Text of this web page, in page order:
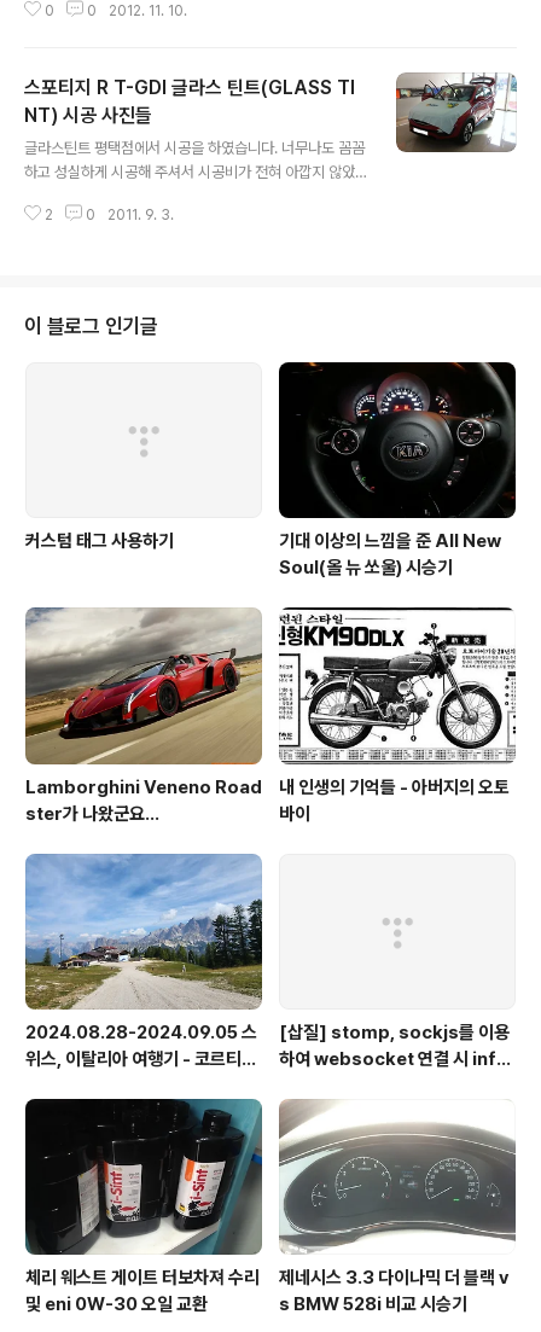
김없이 비 속을 달렸죠 ㅎㅎ 앞으로 겨울이 되면 자주 못해
0 0 2012. 11. 10.
스포티지 R T-GDI 글라스 틴트(GLASS TI
NT) 시공 사진들
글라스틴트 평택점에서 시공을 하였습니다. 너무나도 꼼꼼
하고 성실하게 시공해 주셔서 시공비가 전혀 아깝지 않았
이가 없겠지만, 시공 능력이라던가 시공 성실성 등은 타의
모두 예약을 해야지만 시공이 가능하므로, 사전 예약은 필
수겠죠 ㅎㅎ 그냥 무작정 찾아가서 시간 버리는 일은 하지
마세요 ㅎㅎ 매장을 찾아가실 분은 http://goglasstint.c
om/shop/shop.asp?ADMI_IDEX=25 를 참고하세요
2 0 2011. 9. 3.
이 블로그 인기글
커스텀 태그 사용하기
기대 이상의 느낌을 준 All New
Soul(올 뉴 쏘울) 시승기
Lamborghini Veneno Road
ster가 나왔군요...
내 인생의 기억들 - 아버지의 오토
바이
2024.08.28-2024.09.05 스
위스, 이탈리아 여행기 - 코르티나
스
[삽질] stomp, sockjs를 이용
하여 websocket 연결 시 info
체리 웨스트 게이트 터보차져 수리
및 eni 0W-30 오일 교환
제네시스 3.3 다이나믹 더 블랙 v
s BMW 528i 비교 시승기